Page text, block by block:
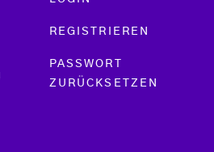
REGISTRIEREN
PASSWORT
ZURÜCKSETZEN